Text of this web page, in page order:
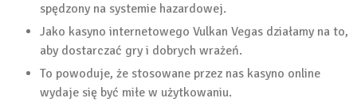
spędzony na systemie hazardowej.
Jako kasyno internetowego Vulkan Vegas działamy na to,
aby dostarczać gry i dobrych wrażeń.
To powoduje, że stosowane przez nas kasyno online
wydaje się być miłe w użytkowaniu.